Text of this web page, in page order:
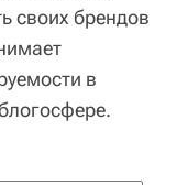
своих брендов
в